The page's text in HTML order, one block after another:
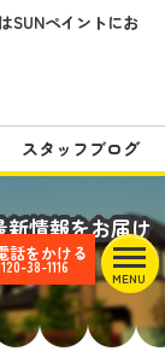
話をかける
38-1116
MENU
SUNペイントにお
スタッフブログ
情報をお届け